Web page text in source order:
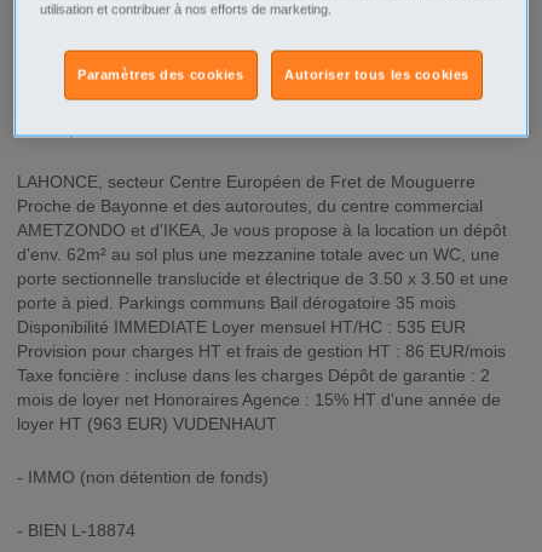
Consommation
énergétique
Pas concerné
LAHONCE, secteur Centre Européen de Fret de Mouguerre
Proche de Bayonne et des autoroutes, du centre commercial
AMETZONDO et d'IKEA, Je vous propose à la location un dépôt
d'env. 62m² au sol plus une mezzanine totale avec un WC, une
porte sectionnelle translucide et électrique de 3.50 x 3.50 et une
porte à pied. Parkings communs Bail dérogatoire 35 mois
Disponibilité IMMEDIATE Loyer mensuel HT/HC : 535 EUR
Provision pour charges HT et frais de gestion HT : 86 EUR/mois
Taxe foncière : incluse dans les charges Dépôt de garantie : 2
mois de loyer net Honoraires Agence : 15% HT d'une année de
loyer HT (963 EUR) VUDENHAUT
- IMMO (non détention de fonds)
- BIEN L-18874
utilisation et contribuer à nos efforts de marketing.
Autoriser tous les cookies
Paramètres des cookies